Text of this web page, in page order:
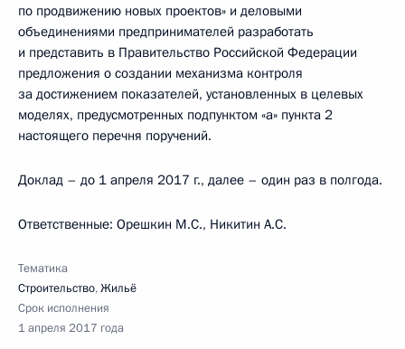
по продвижению новых проектов» и деловыми
объединениями предпринимателей разработать
и представить в Правительство Российской Федерации
предложения о создании механизма контроля
за достижением показателей, установленных в целевых
моделях, предусмотренных подпунктом «а» пункта 2
настоящего перечня поручений.
Доклад – до 1 апреля 2017 г., далее – один раз в полгода.
Ответственные: Орешкин М.С., Никитин А.С.
Тематика
Строительство,Жильё
Срок исполнения
1 апреля 2017 года